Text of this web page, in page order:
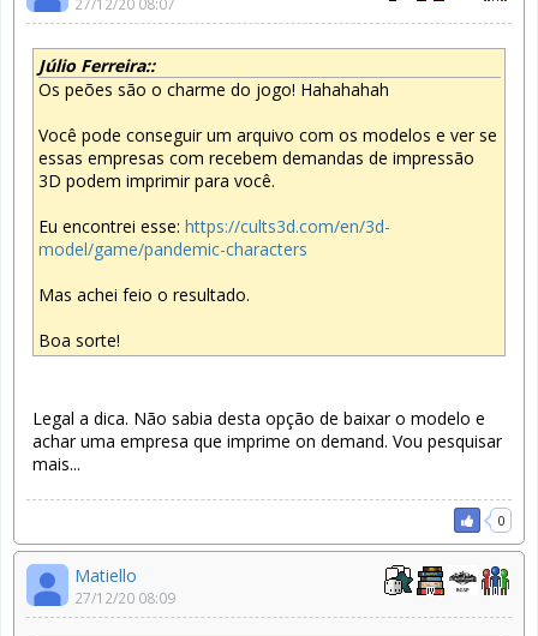
27/12/20 08:07
Júlio Ferreira::
Os peões são o charme do jogo! Hahahahah
Você pode conseguir um arquivo com os modelos e ver se
essas empresas com recebem demandas de impressão
3D podem imprimir para você.
Eu encontrei esse: https://cults3d.com/en/3d-
model/game/pandemic-characters
Mas achei feio o resultado.
Boa sorte!
Legal a dica. Não sabia desta opção de baixar o modelo e
achar uma empresa que imprime on demand. Vou pesquisar
mais...
0
Matiello
27/12/20 08:09